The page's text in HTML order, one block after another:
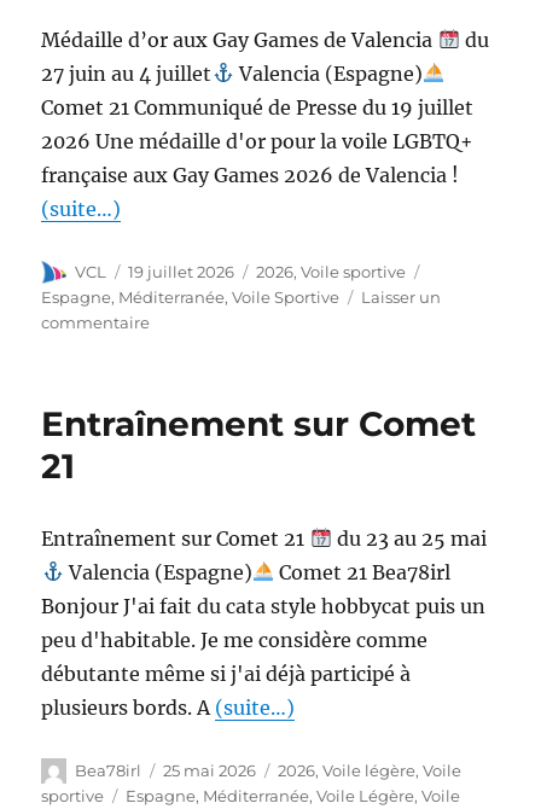
Médaille d’or aux Gay Games de Valencia
du
27 juin au 4 juillet
Valencia (Espagne)
Comet 21 Communiqué de Presse du 19 juillet
2026 Une médaille d'or pour la voile LGBTQ+
française aux Gay Games 2026 de Valencia !
(suite…)
VCL 19 juillet 2026 2026,Voile sportive
Espagne, Méditerranée,Voile Sportive
Laisser un
commentaire
Entraînement sur Comet
21
Entraînement sur Comet 21
du 23 au 25 mai
Valencia (Espagne)
Comet 21 Bea78irl
Bonjour J'ai fait du cata style hobbycat puis un
peu d'habitable. Je me considère comme
débutante même si j'ai déjà participé à
plusieurs bords. A (suite…)
Bea78irl 25 mai 2026 2026,Voile légère,Voile
sportive
Espagne, Méditerranée,Voile Légère,Voile